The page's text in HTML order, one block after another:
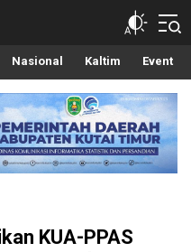
Nasional Kaltim Event
KUA-PPAS